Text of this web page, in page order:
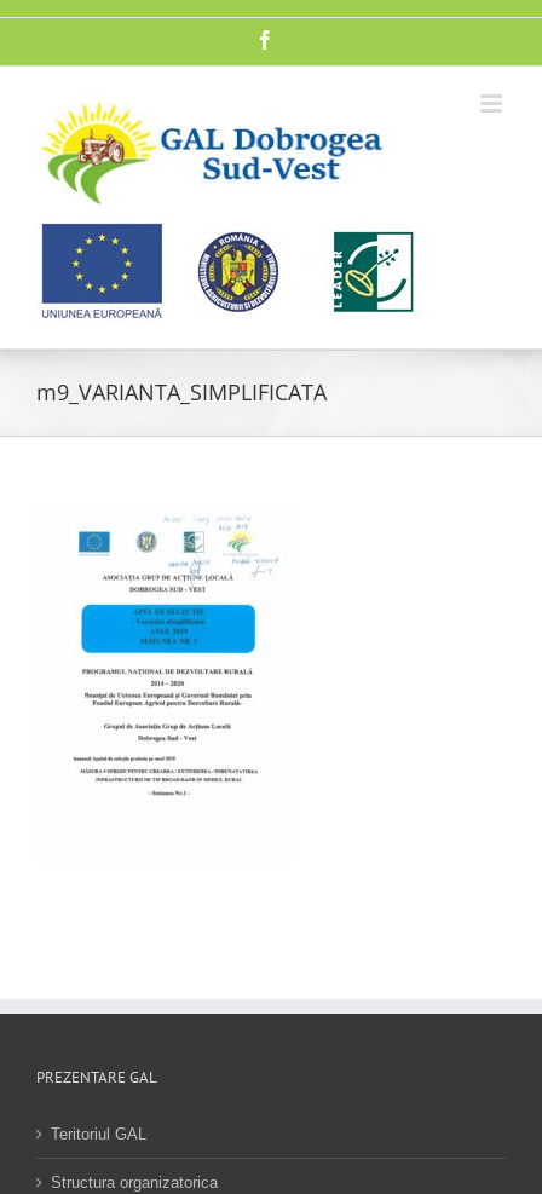
m9_VARIANTA_SIMPLIFICATA
PREZENTARE GAL
Teritoriul GAL
Structura organizatorica